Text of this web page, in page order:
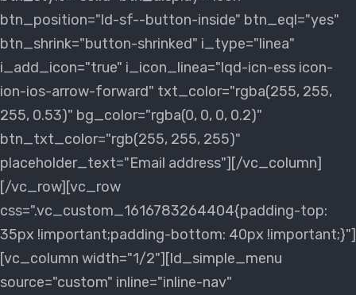
btn_position="ld-sf--button-inside" btn_eql="yes"
btn_shrink="button-shrinked" i_type="linea"
i_add_icon="true" i_icon_linea="lqd-icn-ess icon-
ion-ios-arrow-forward" txt_color="rgba(255, 255,
255, 0.53)" bg_color="rgba(0, 0, 0, 0.2)"
btn_txt_color="rgb(255, 255, 255)"
placeholder_text="Email address"][/vc_column]
[/vc_row][vc_row
css=".vc_custom_1616783264404{padding-top:
35px !important;padding-bottom: 40px !important;}"]
[vc_column width="1/2"][ld_simple_menu
source="custom" inline="inline-nav"